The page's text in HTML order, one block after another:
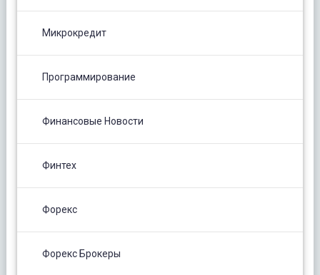
Микрокредит
Программирование
Финансовые Новости
Финтех
Форекс
Форекс Брокеры